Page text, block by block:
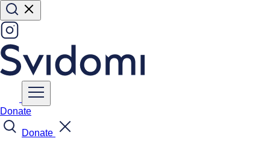
Donate
Donate